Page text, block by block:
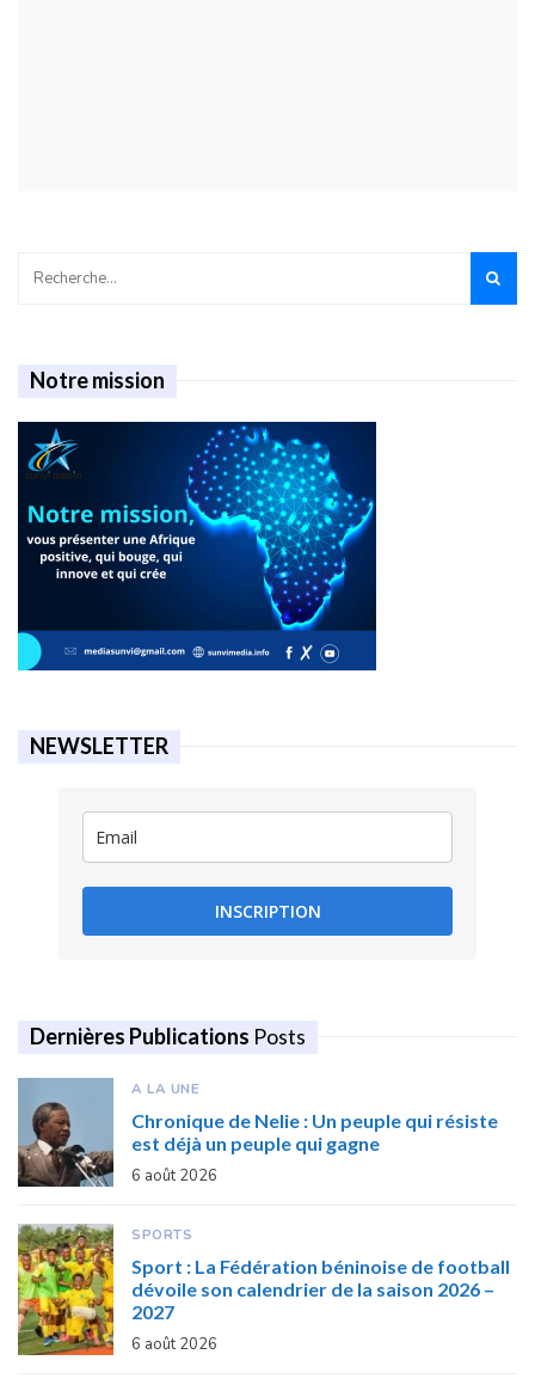
Notre mission
NEWSLETTER
INSCRIPTION
Dernières Publications Posts
A LA UNE
Chronique de Nelie : Un peuple qui résiste
est déjà un peuple qui gagne
6 août 2026
SPORTS
Sport : La Fédération béninoise de football
dévoile son calendrier de la saison 2026 –
2027
6 août 2026